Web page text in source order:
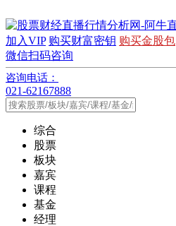
加入VIP 购买财富密钥 购买金股包
微信扫码咨询
咨询电话：
021-62167888
综合
股票
板块
嘉宾
课程
基金
经理